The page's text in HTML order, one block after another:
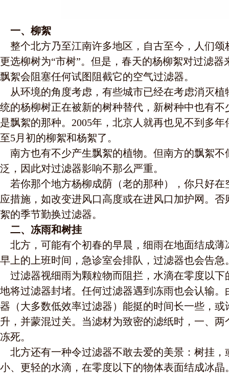
一、柳絮
整个北方乃至江南许多地区，自古至今，人们颂
更选柳树为“市树”。但是，春天的杨柳絮对过滤器
飘絮会阻塞任何试图阻截它的空气过滤器。
从环境的角度考虑，有些城市已经在考虑消灭植
统的杨柳树正在被新的树种替代，新树种中也有
是飘絮的那种。2005年，北京人就再也见不到多
至5月初的柳絮和杨絮了。
南方也有不少产生飘絮的植物。但南方的飘絮不
泛，因此对过滤器影响不那么严重。
若你那个地方杨柳成荫（老的那种），你只好在
应措施，如改变进风口高度或在进风口加护网。
絮的季节勤换过滤器。
二、冻雨和树挂
北方，可能有个初春的早晨，细雨在地面结成薄
早上的上班时间，急诊室会排队，过滤器也会告急
过滤器视细雨为颗粒物而阻拦，水滴在零度以下
地将过滤器封堵。任何过滤器遇到冻雨也会认输
器（大多数低效率过滤器）能挺的时间长一些，
升，并蒙混过关。当滤材为致密的滤纸时，一、
冻死。
北方还有一种令过滤器不敢去爱的美景：树挂，
小、更轻的水滴，在零度以下的物体表面结成冰